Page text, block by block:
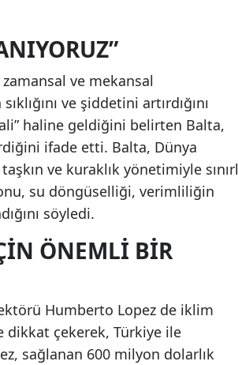
ve mekansal
ve şiddetini artırdığını
haline geldiğini belirten Balta,
ifade etti. Balta, Dünya
ve kuraklık yönetimiyle
su döngüselliği, verimliliğin
söyledi.
ÖNEMLI BIR
Humberto Lopez de iklim
dikkat çekerek, Türkiye ile
sağlanan 600 milyon dolarlık